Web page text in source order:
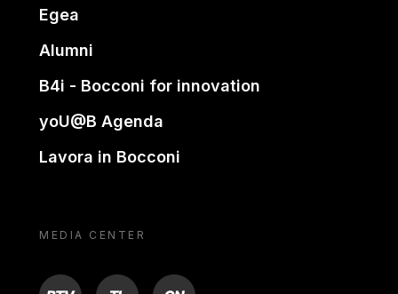
Egea
Alumni
B4i - Bocconi for innovation
yoU@B Agenda
Lavora in Bocconi
MEDIA CENTER
BTV TL ON